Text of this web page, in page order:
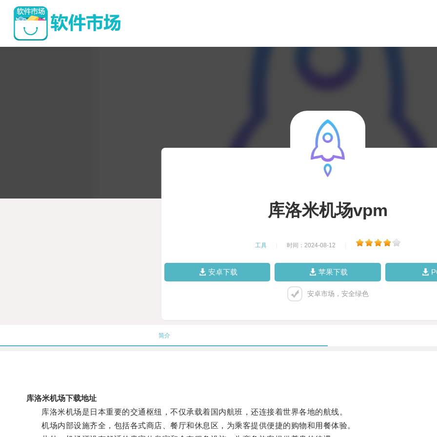
库洛米机场vpm
工具 时间：2024-08-12
安卓下载 苹果下载
安卓市场，安全绿色
简介
库洛米机场下载地址
库洛米机场是日本重要的交通枢纽，不仅承载着国内航班，还连接着世界各地的航线。
机场内部设施齐全，包括各式商店、餐厅和休息区，为乘客提供便捷的购物和用餐体验。